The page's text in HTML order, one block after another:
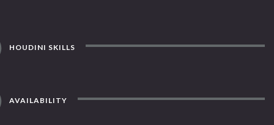
HOUDINI SKILLS
AVAILABILITY